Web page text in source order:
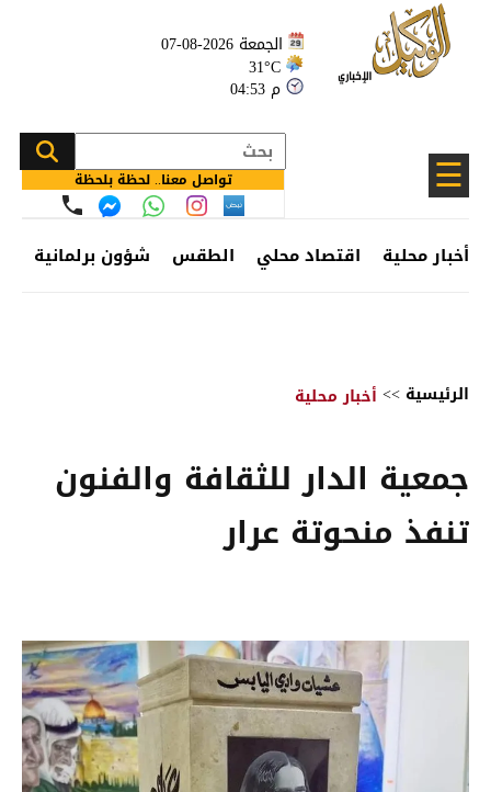
الجمعة 2026-08-07
31°C
04:53 م
☰ تواصل معنا.. لحظة بلحظة
أخبار محلية اقتصاد محلي الطقس شؤون برلمانية
الرئيسية >> أخبار محلية
جمعية الدار للثقافة والفنون
تنفذ منحوتة عرار